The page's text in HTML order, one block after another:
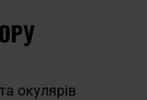
окулярів